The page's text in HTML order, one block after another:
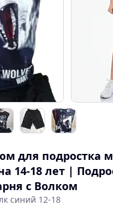
для подростка
14-18 лет |
с Волком
синий 12-18